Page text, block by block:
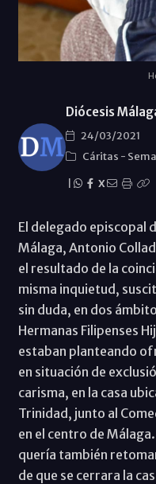
Diócesis
24/03/2021
Cáritas -
X
El delegado episcopal
Málaga, Antonio
el resultado de la
misma inquietud,
sin duda, en dos
Hermanas Filipenses
estaban planteando
en situación de
carisma, en la casa
Trinidad, junto al
en el centro de
quería también
de que se cerrara la